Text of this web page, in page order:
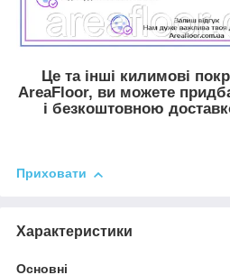
Це та інші килимові
AreaFloor, ви можете
і безкоштовною
Приховати
Характеристики
Основні